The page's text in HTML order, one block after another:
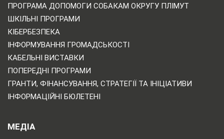
ПРОГРАМА ДОПОМОГИ СОБАКАМ ОКРУГУ ПЛІМУТ
ШКІЛЬНІ ПРОГРАМИ
КІБЕРБЕЗПЕКА
ІНФОРМУВАННЯ ГРОМАДСЬКОСТІ
КАБЕЛЬНІ ВИСТАВКИ
ПОПЕРЕДНІ ПРОГРАМИ
ГРАНТИ, ФІНАНСУВАННЯ, СТРАТЕГІЇ ТА ІНІЦІАТИВИ
ІНФОРМАЦІЙНІ БЮЛЕТЕНІ
МЕДІА